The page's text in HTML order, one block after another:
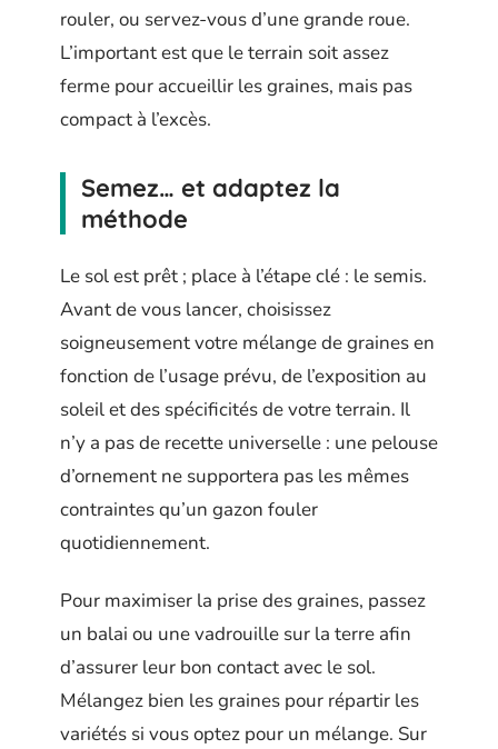
rouler, ou servez-vous d’une grande roue.
L’important est que le terrain soit assez
ferme pour accueillir les graines, mais pas
compact à l’excès.
Semez… et adaptez la
méthode
Le sol est prêt ; place à l’étape clé : le semis.
Avant de vous lancer, choisissez
soigneusement votre mélange de graines en
fonction de l’usage prévu, de l’exposition au
soleil et des spécificités de votre terrain. Il
n’y a pas de recette universelle : une pelouse
d’ornement ne supportera pas les mêmes
contraintes qu’un gazon fouler
quotidiennement.
Pour maximiser la prise des graines, passez
un balai ou une vadrouille sur la terre afin
d’assurer leur bon contact avec le sol.
Mélangez bien les graines pour répartir les
variétés si vous optez pour un mélange. Sur